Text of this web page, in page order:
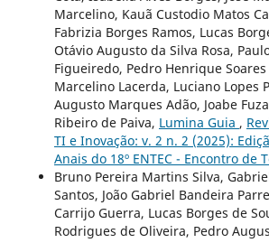
Marcelino, Kauã Custodio Matos
Fabrizia Borges Ramos, Lucas
Otávio Augusto da Silva Rosa,
Figueiredo, Pedro Henrique
Marcelino Lacerda, Luciano Lopes
Augusto Marques Adão, Joabe
Ribeiro de Paiva, Lumina Guia ,
TI e Inovação: v. 2 n. 2 (2025):
Anais do 18º ENTEC - Encontro de
Bruno Pereira Martins Silva,
Santos, João Gabriel Bandeira
Carrijo Guerra, Lucas Borges de
Rodrigues de Oliveira, Pedro